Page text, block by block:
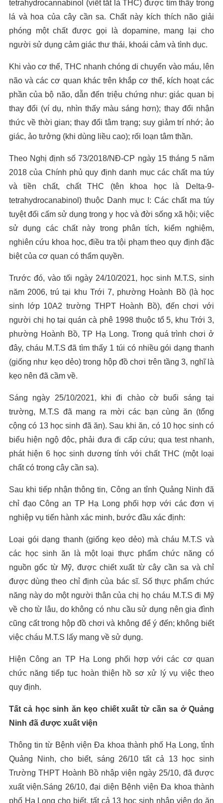
tetrahydrocannabinol (viết tắt là THC) được tìm thấy trong
lá và hoa của cây cần sa. Chất này kích thích não giải
phóng một chất được gọi là dopamine, mang lại cho
người sử dụng cảm giác thư thái, khoái cảm và tình dục.
Khi vào cơ thể, THC nhanh chóng di chuyển vào máu, lên
não và các cơ quan khác trên khắp cơ thể, kích hoạt các
phần của bộ não, dẫn đến triệu chứng như: giác quan bị
thay đổi (ví dụ, nhìn thấy màu sáng hơn); thay đổi nhận
thức về thời gian; thay đổi tâm trạng; suy giảm trí nhớ; ảo
giác, ảo tưởng (khi dùng liều cao); rối loạn tâm thần.
Theo Nghị định số 73/2018/NĐ-CP ngày 15 tháng 5 năm
2018 của Chính phủ quy định danh mục các chất ma túy
và tiền chất, chất THC (tên khoa học là Delta-9-
tetrahydrocanabinol) thuộc Danh mục I: Các chất ma túy
tuyệt đối cấm sử dụng trong y học và đời sống xã hội; việc
sử dụng các chất này trong phân tích, kiểm nghiệm,
nghiên cứu khoa học, điều tra tội phạm theo quy định đặc
biệt của cơ quan có thẩm quyền.
Trước đó, vào tối ngày 24/10/2021, học sinh M.T.S, sinh
năm 2006, trú tại khu Trới 7, phường Hoành Bồ (là học
sinh lớp 10A2 trường THPT Hoành Bồ), đến chơi với
người chị họ tại quán cà phê 1998 thuộc tổ 5, khu Trới 3,
phường Hoành Bồ, TP Hạ Long. Trong quá trình chơi ở
đây, cháu M.T.S đã tìm thấy 1 túi có nhiều gói dạng thanh
(giống như kẹo dẻo) trong hộp đồ chơi trên tầng 3, nghĩ là
kẹo nên đã cầm về.
Sáng ngày 25/10/2021, khi đi chào cờ buổi sáng tại
trường, M.T.S đã mang ra mời các bạn cùng ăn (tổng
cộng có 13 học sinh đã ăn). Sau khi ăn, có 10 học sinh có
biểu hiện ngộ độc, phải đưa đi cấp cứu; qua test nhanh,
phát hiện 6 học sinh dương tính với chất THC (một loại
chất có trong cây cần sa).
Sau khi tiếp nhận thông tin, Công an tỉnh Quảng Ninh đã
chỉ đạo Công an TP Hạ Long phối hợp với các đơn vị
nghiệp vụ tiến hành xác minh, bước đầu xác định:
Loại gói dạng thanh (giống kẹo dẻo) mà cháu M.T.S và
các học sinh ăn là một loại thực phẩm chức năng có
nguồn gốc từ Mỹ, được chiết xuất từ cây cần sa và chỉ
được dùng theo chỉ định của bác sĩ. Số thực phẩm chức
năng này do một người thân của chị họ cháu M.T.S đi Mỹ
về cho từ lâu, do không có nhu cầu sử dụng nên gia đình
cũng cất trong hộp đồ chơi và không để ý đến; không biết
việc cháu M.T.S lấy mang về sử dụng.
Hiện Công an TP Hạ Long phối hợp với các cơ quan
chức năng tiếp tục hoàn thiện hồ sơ xử lý vụ việc theo
quy định.
Tất cả học sinh ăn kẹo chiết xuất từ cần sa ở Quảng
Ninh đã được xuất viện
Thông tin từ Bệnh viện Đa khoa thành phố Hạ Long, tỉnh
Quảng Ninh, cho biết, sáng 26/10 tất cả 13 học sinh
Trường THPT Hoành Bồ nhập viện ngày 25/10, đã được
xuất viện.Sáng 26/10, đại diện Bệnh viện Đa khoa thành
phố Hạ Long cho biết, tất cả 13 học sinh nhập viện do ăn